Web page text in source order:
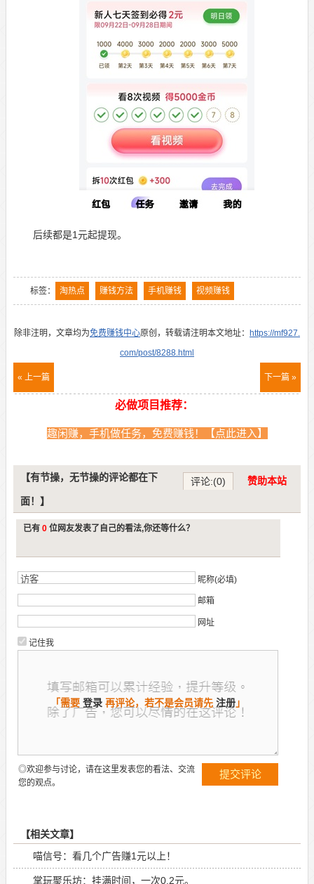
后续都是1元起提现。
标签： 淘热点 赚钱方法 手机赚钱 视频赚钱
除非注明，文章均为免费赚钱中心原创，转载请注明本文地址：
https://mf927.
com/post/8288.html
« 上一篇 下一篇 »
必做项目推荐：
趣闲赚，手机做任务，免费赚钱！【点此进入】
评论:(0) 赞助本站
【有节操，无节操的评论都在下
面！】
已有0 位网友发表了自己的看法,你还等什么？
昵称(必填)
邮箱
网址
记住我
◎欢迎参与讨论，请在这里发表您的看法、交流
您的观点。
【相关文章】
喵信号：看几个广告赚1元以上！
掌玩聚乐坊：挂满时间，一次0.2元。
「需要 登录 再评论，若不是会员请先 注册」